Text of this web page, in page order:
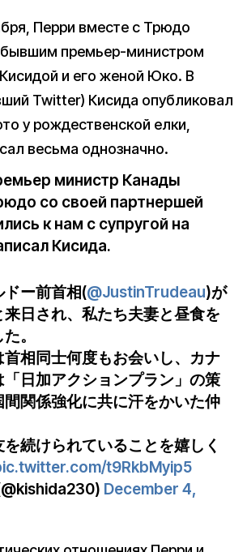
Перри вместе с Трюдо
бывшим премьер-министром
и его женой Юко. В
Twitter) Кисида опубликовал
у рождественской елки,
весьма однозначно.
министр Канады
со своей партнершей
к нам с супругой на
Кисида.
ドー前首相(@JustinTrudeau)が
日され、私たち夫妻と昼食を
。
相同士何度もお会いし、カナ
「日加アクションプラン」の策
間関係強化に共に汗をかいた仲
続けられていることを嬉しく
t9RkbMyip5
December 4,